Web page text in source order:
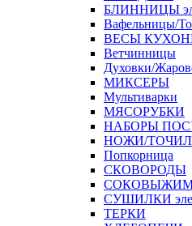
БЛИННИЦЫ
Вафельницы/
ВЕСЫ
Ветчинницы
Духовки/
МИКСЕРЫ
Мультиварки
МЯСОРУБКИ
НАБОРЫ
НОЖИ/
Попкорница
СКОВОРОДЫ
СУШИЛКИ
ТЕРКИ